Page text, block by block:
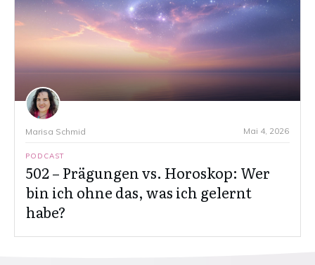
Marisa Schmid Mai 4, 2026
PODCAST
502 – Prägungen vs. Horoskop: Wer
bin ich ohne das, was ich gelernt
habe?